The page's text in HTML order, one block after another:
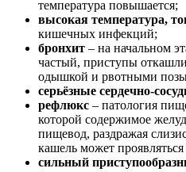
температура повышается;
высокая температура,
кишечных инфекций;
бронхит – на начальном
частый, приступы
одышкой и рвотными
серьёзные сердечно-
рефлюкс – патология
которой содержимое
пищевод, раздражая
кашель может
сильный